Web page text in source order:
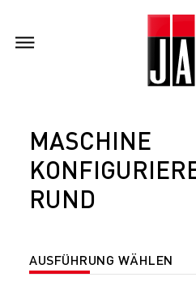
MASCHINE
RUND
AUSFÜHRUNG WÄHLEN